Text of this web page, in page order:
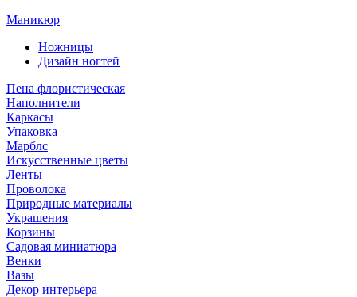
Маникюр
Ножницы
Дизайн ногтей
Пена флористическая
Наполнители
Каркасы
Упаковка
Марблс
Искусственные цветы
Ленты
Проволока
Природные материалы
Украшения
Корзины
Садовая миниатюра
Венки
Вазы
Декор интерьера